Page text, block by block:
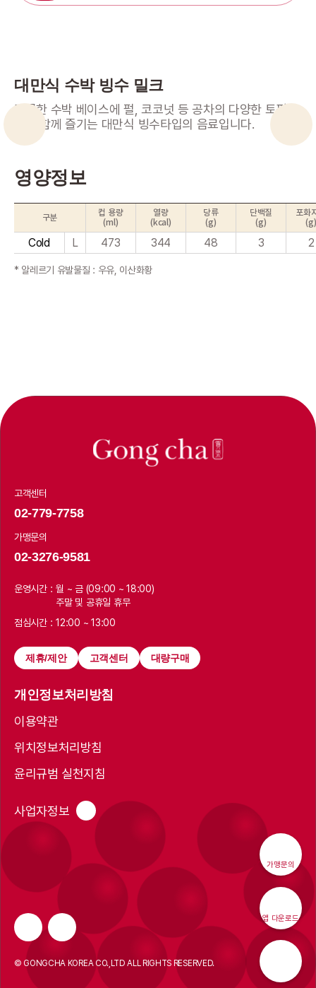
대만식 수박 빙수 밀크
달콤한 수박 베이스에 펄, 코코넛 등 공차의 다양한 토핑을
넣어 함께 즐기는 대만식 빙수타입의 음료입니다.
영양정보
구분
컵 용량
(ml)
열량
(kcal)
당류
(g)
단백질
(g)
포화
(g)
Cold L 473 344 48 3 2
* 알레르기 유발물질 : 우유, 이산화황
가맹문의
앱 다운로드
제휴/제안 고객센터 대량구매
개인정보처리방침
이용약관
위치정보처리방침
윤리규범 실천지침
사업자정보
고객센터
02-779-7758
가맹문의
02-3276-9581
운영시간 : 월 ~ 금 (09:00 ~ 18:00)
주말 및 공휴일 휴무
점심시간 : 12:00 ~ 13:00
© GONGCHA KOREA CO.,LTD ALL RIGHTS RESERVED.